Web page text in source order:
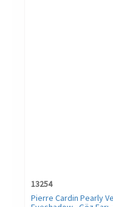
13254
Pierre Cardin Pearly